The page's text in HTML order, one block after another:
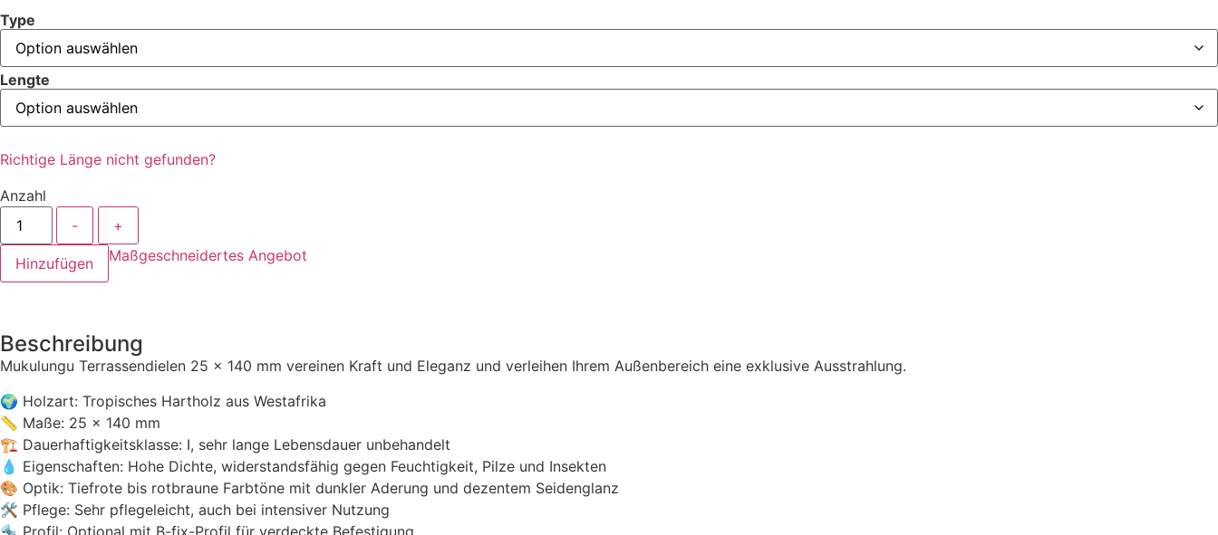
Type
Lengte
Richtige Länge nicht gefunden?
Anzahl
-
+
Hinzufügen Maßgeschneidertes Angebot
Beschreibung
Mukulungu Terrassendielen 25 × 140 mm vereinen Kraft und Eleganz und verleihen Ihrem Außenbereich eine exklusive Ausstrahlung.
🌍 Holzart: Tropisches Hartholz aus Westafrika
📏 Maße: 25 × 140 mm
🏗 Dauerhaftigkeitsklasse: I, sehr lange Lebensdauer unbehandelt
💧 Eigenschaften: Hohe Dichte, widerstandsfähig gegen Feuchtigkeit, Pilze und Insekten
🎨 Optik: Tiefrote bis rotbraune Farbtöne mit dunkler Aderung und dezentem Seidenglanz
🛠 Pflege: Sehr pflegeleicht, auch bei intensiver Nutzung
🔩 Profil: Optional mit B-fix-Profil für verdeckte Befestigung